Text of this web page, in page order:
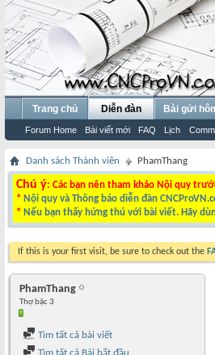
Trang chủ Diễn đàn
Forum Home Bài viết mới FAQ Lịch
Bài gửi
Danh sách Thành viên PhamThang
Chú ý: Các bạn nên tham khảo Nội quy
* Nội quy và Thông báo diễn đàn
* Nếu bạn thấy hứng thú với bài viết. Hãy
If this is your first visit, be sure to check out the
PhamThang
Thợ bậc 3
Tìm tất cả bài viết